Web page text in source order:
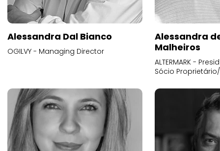
Alessandra Dal Bianco
OGILVY - Managing Director
Alessandra
Malheiros
ALTERMARK -
Sócio